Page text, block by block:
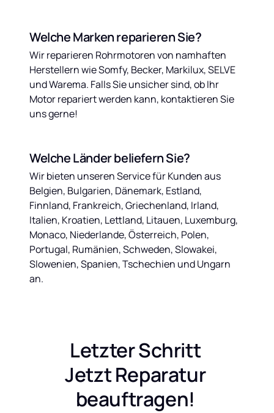
Welche Marken reparieren Sie?
Wir reparieren Rohrmotoren von namhaften
Herstellern wie Somfy, Becker, Markilux, SELVE
und Warema. Falls Sie unsicher sind, ob Ihr
Motor repariert werden kann, kontaktieren Sie
uns gerne!
Welche Länder beliefern Sie?
Wir bieten unseren Service für Kunden aus
Belgien, Bulgarien, Dänemark, Estland,
Finnland, Frankreich, Griechenland, Irland,
Italien, Kroatien, Lettland, Litauen, Luxemburg,
Monaco, Niederlande, Österreich, Polen,
Portugal, Rumänien, Schweden, Slowakei,
Slowenien, Spanien, Tschechien und Ungarn
an.
Letzter Schritt
Jetzt Reparatur
beauftragen!